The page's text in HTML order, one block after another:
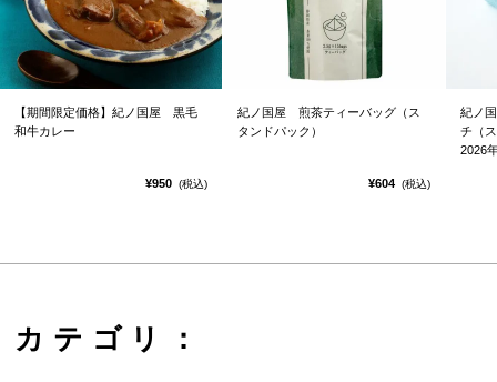
【期間限定価格】紀ノ国屋 黒毛
和牛カレー
¥950 (税込)
紀ノ国屋 煎茶ティーバッグ（ス
タンドパック）
¥604 (税込)
紀ノ
チ（
2026
カテゴリ：